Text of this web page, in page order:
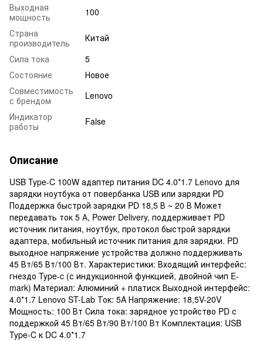
Выходная
мощность
100
Страна
производитель
Китай
Сила тока
5
Состояние
Новое
Совместимость
с брендом
Lenovo
Индикатор
работы
False
Описание
USB Type-C 100W адаптер питания DC 4.0*1.7 Lenovo для
зарядки ноутбука от повербанка USB или зарядки PD
Поддержка быстрой зарядки PD 18,5 В ~ 20 В Может
передавать ток 5 А, Power Delivery, поддерживает PD
источник питания, ноутбук, протокол быстрой зарядки
адаптера, мобильный источник питания для зарядки. PD
выходное напряжение устройства должно поддерживать
45 Вт/65 Вт/100 Вт. Характеристики: Входящий интерфейс:
гнездо Type-c (с индукционной функцией, двойной чип E-
mark) Материал: Алюминий + платиск Выходной интерфейс:
4.0*1.7 Lenovo ST-Lab Ток: 5A Напряжение: 18,5V-20V
Мощность: 100 Вт Сила тока: зарядное устройство PD с
поддержкой 45 Вт/65 Вт/90 Вт/100 Вт Комплектация: USB
Type-C к DC 4.0*1.7